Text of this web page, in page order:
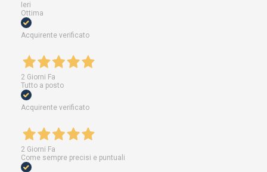
Ieri
Ottima
Acquirente verificato
2 Giorni Fa
Tutto a posto
Acquirente verificato
2 Giorni Fa
Come sempre precisi e puntuali